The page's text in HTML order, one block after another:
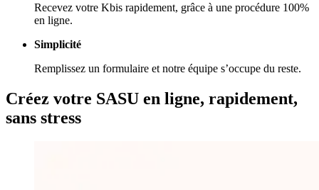
Recevez votre Kbis rapidement, grâce à une procédure 100%
en ligne.
Simplicité
Remplissez un formulaire et notre équipe s’occupe du reste.
Créez votre SASU en ligne, rapidement,
sans stress